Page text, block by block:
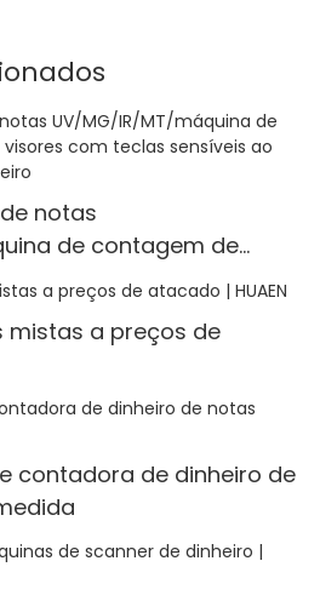
notas
de contagem de
teclas sensíveis ao
dinheiro
a preços de
contadora de dinheiro de